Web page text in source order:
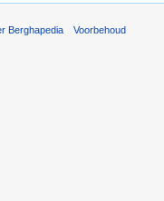
Berghapedia Voorbehoud